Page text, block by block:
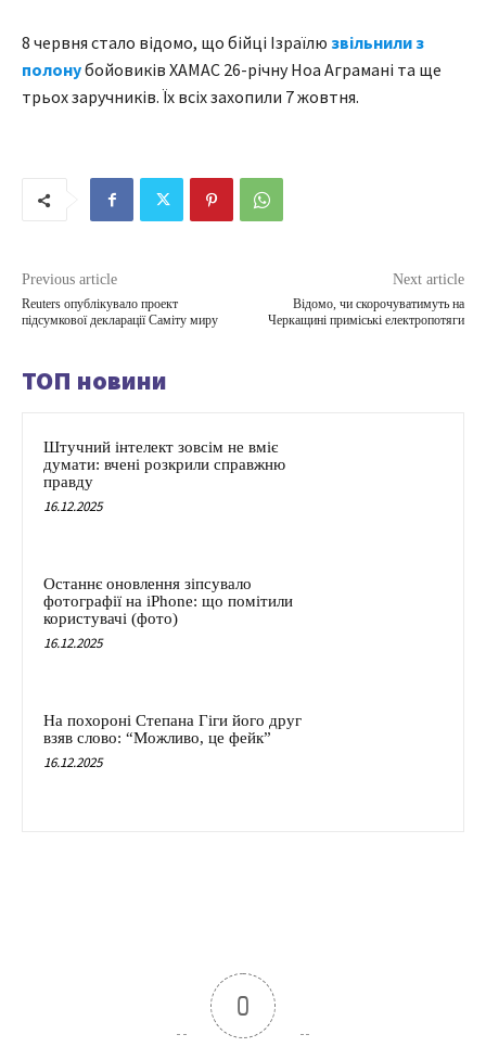
8 червня стало відомо, що бійці Ізраїлю звільнили з
полонубойовиків ХАМАС 26-річну Ноа Аграмані та ще
трьох заручників. Їх всіх захопили 7 жовтня.
Previous article
Reuters опублікувало проект
підсумкової декларації Саміту миру
Next article
Відомо, чи скорочуватимуть на
Черкащині приміські електропотяги
ТОП новини
Штучний інтелект зовсім не вміє
думати: вчені розкрили справжню
правду
16.12.2025
Останнє оновлення зіпсувало
фотографії на iPhone: що помітили
користувачі (фото)
16.12.2025
На похороні Степана Гіги його друг
взяв слово: “Можливо, це фейк”
16.12.2025
0